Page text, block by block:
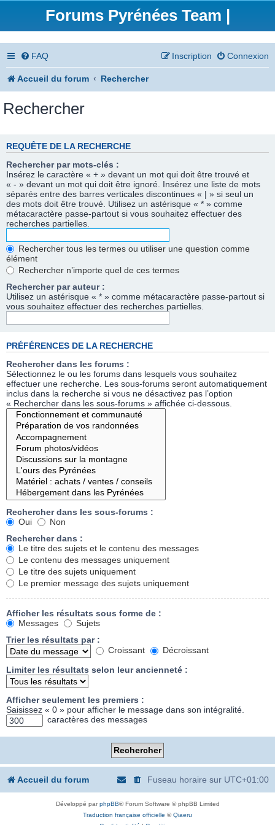
Forums Pyrénées Team |
FAQ Connexion
Inscription
Accueil du forum Rechercher
Rechercher
REQUÊTE DE LA RECHERCHE
Rechercher par mots-clés :
Insérez le caractère « + » devant un mot qui doit être trouvé et
« - » devant un mot qui doit être ignoré. Insérez une liste de mots
séparés entre des barres verticales discontinues « | » si seul un
des mots doit être trouvé. Utilisez un astérisque « * » comme
métacaractère passe-partout si vous souhaitez effectuer des
recherches partielles.
Rechercher tous les termes ou utiliser une question comme
élément
Rechercher n’importe quel de ces termes
Rechercher par auteur :
Utilisez un astérisque « * » comme métacaractère passe-partout si
vous souhaitez effectuer des recherches partielles.
PRÉFÉRENCES DE LA RECHERCHE
Rechercher dans les forums :
Sélectionnez le ou les forums dans lesquels vous souhaitez
effectuer une recherche. Les sous-forums seront automatiquement
inclus dans la recherche si vous ne désactivez pas l’option
« Rechercher dans les sous-forums » affichée ci-dessous.
Rechercher dans les sous-forums :
Oui
Non
Rechercher dans :
Le titre des sujets et le contenu des messages
Le contenu des messages uniquement
Le titre des sujets uniquement
Le premier message des sujets uniquement
Afficher les résultats sous forme de :
Messages
Sujets
Trier les résultats par :
Croissant
Décroissant
Limiter les résultats selon leur ancienneté :
Afficher seulement les premiers :
Saisissez « 0 » pour afficher le message dans son intégralité.
caractères des messages
Accueil du forum Fuseau horaire sur UTC+01:00
Développé parphpBB® Forum Software © phpBB Limited
Traduction française officielle ©Qiaeru